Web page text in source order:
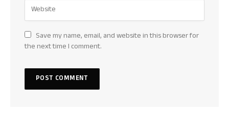
Save my name, email, and website in this browser for
the next time I comment.